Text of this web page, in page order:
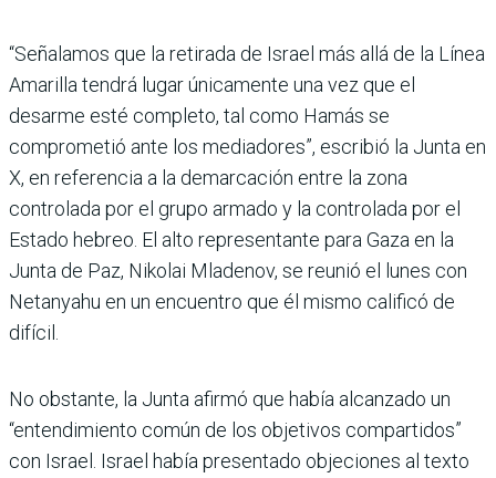
“Señalamos que la retirada de Israel más allá de la Línea
Amarilla tendrá lugar únicamente una vez que el
desarme esté completo, tal como Hamás se
comprometió ante los mediadores”, escribió la Junta en
X, en referencia a la demarcación entre la zona
controlada por el grupo armado y la controlada por el
Estado hebreo. El alto representante para Gaza en la
Junta de Paz, Nikolai Mladenov, se reunió el lunes con
Netanyahu en un encuentro que él mismo calificó de
difícil.
No obstante, la Junta afirmó que había alcanzado un
“entendimiento común de los objetivos compartidos”
con Israel. Israel había presentado objeciones al texto